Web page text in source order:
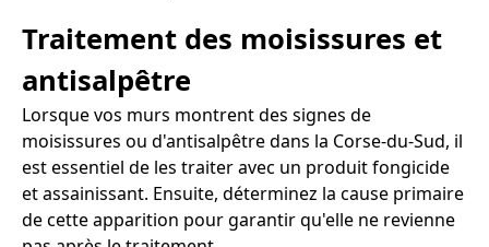
Traitement des moisissures et
antisalpêtre
Lorsque vos murs montrent des signes de
moisissures ou d'antisalpêtre dans la Corse-du-Sud, il
est essentiel de les traiter avec un produit fongicide
et assainissant. Ensuite, déterminez la cause primaire
de cette apparition pour garantir qu'elle ne revienne